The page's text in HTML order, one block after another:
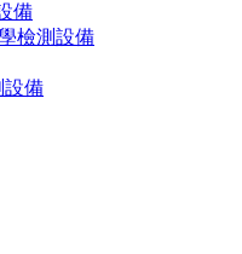
備
檢測設備
設備